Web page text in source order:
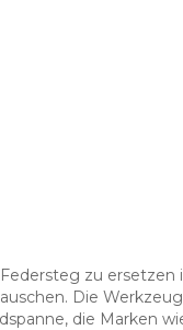
zu ersetzen
Die
die Marken